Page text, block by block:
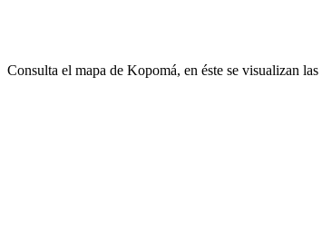
Consulta el mapa de Kopomá, en éste se visualizan las